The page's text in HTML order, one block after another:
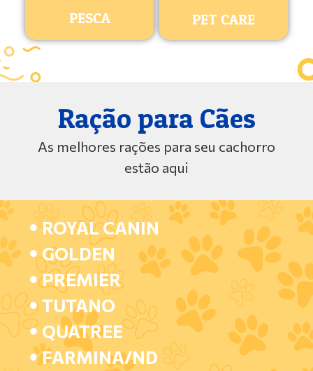
PESCA PET CARE
Ração para Cães
As melhores rações para seu cachorro
estão aqui
ROYAL CANIN
GOLDEN
PREMIER
TUTANO
QUATREE
FARMINA/ND